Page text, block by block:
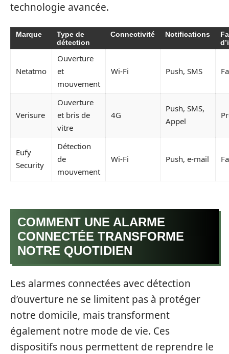
technologie avancée.
Marque
Type de
détection
Connectivité Notifications
Netatmo
Ouverture
et
mouvement
Wi-Fi Push, SMS
Verisure
Ouverture
et bris de
vitre
4G
Push, SMS,
Appel
Eufy
Security
Détection
de
mouvement
Wi-Fi Push, e-mail
COMMENT UNE ALARME
CONNECTÉE TRANSFORME
NOTRE QUOTIDIEN
Les alarmes connectées avec détection
d’ouverture ne se limitent pas à protéger
notre domicile, mais transforment
également notre mode de vie. Ces
dispositifs nous permettent de reprendre le